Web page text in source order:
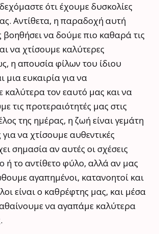
ότι έχουμε δυσκολίες
Αντίθετα, η παραδοχή αυτή
να δούμε πιο καθαρά τις
να χτίσουμε καλύτερες
η απουσία φίλων του ίδιου
μια ευκαιρία για να
καλύτερα τον εαυτό μας και να
τις προτεραιότητές μας στις
της ημέρας, η ζωή είναι γεμάτη
να χτίσουμε αυθεντικές
σημασία αν αυτές οι σχέσεις
ή το αντίθετο φύλο, αλλά αν μας
αγαπημένοι, κατανοητοί και
είναι ο καθρέφτης μας, και μέσα
να αγαπάμε καλύτερα